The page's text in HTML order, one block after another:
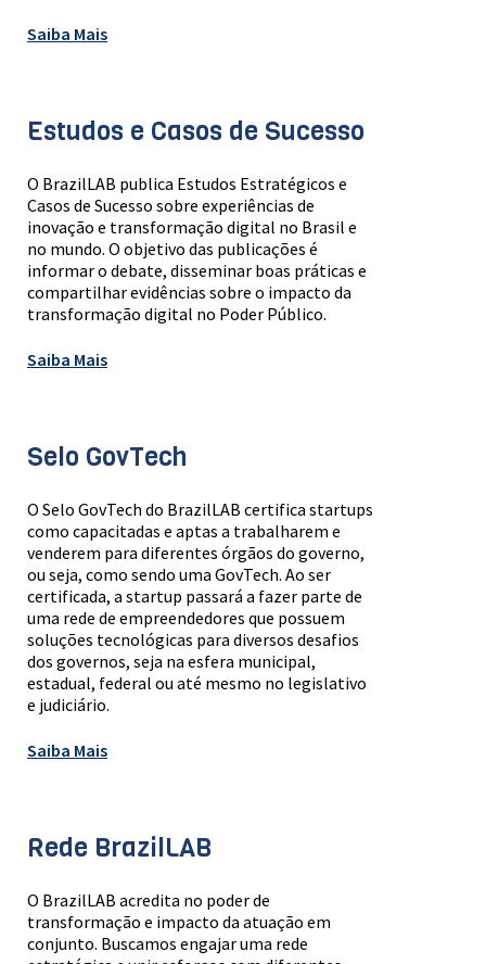
Saiba Mais
Estudos e Casos de Sucesso
O BrazilLAB publica Estudos Estratégicos e
Casos de Sucesso sobre experiências de
inovação e transformação digital no Brasil e
no mundo. O objetivo das publicações é
informar o debate, disseminar boas práticas e
compartilhar evidências sobre o impacto da
transformação digital no Poder Público.
Saiba Mais
Selo GovTech
O Selo GovTech do BrazilLAB certifica startups
como capacitadas e aptas a trabalharem e
venderem para diferentes órgãos do governo,
ou seja, como sendo uma GovTech. Ao ser
certificada, a startup passará a fazer parte de
uma rede de empreendedores que possuem
soluções tecnológicas para diversos desafios
dos governos, seja na esfera municipal,
estadual, federal ou até mesmo no legislativo
e judiciário.
Saiba Mais
Rede BrazilLAB
O BrazilLAB acredita no poder de
transformação e impacto da atuação em
conjunto. Buscamos engajar uma rede